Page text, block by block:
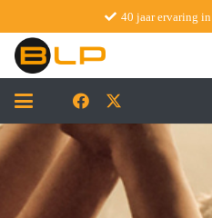
40 jaar ervaring